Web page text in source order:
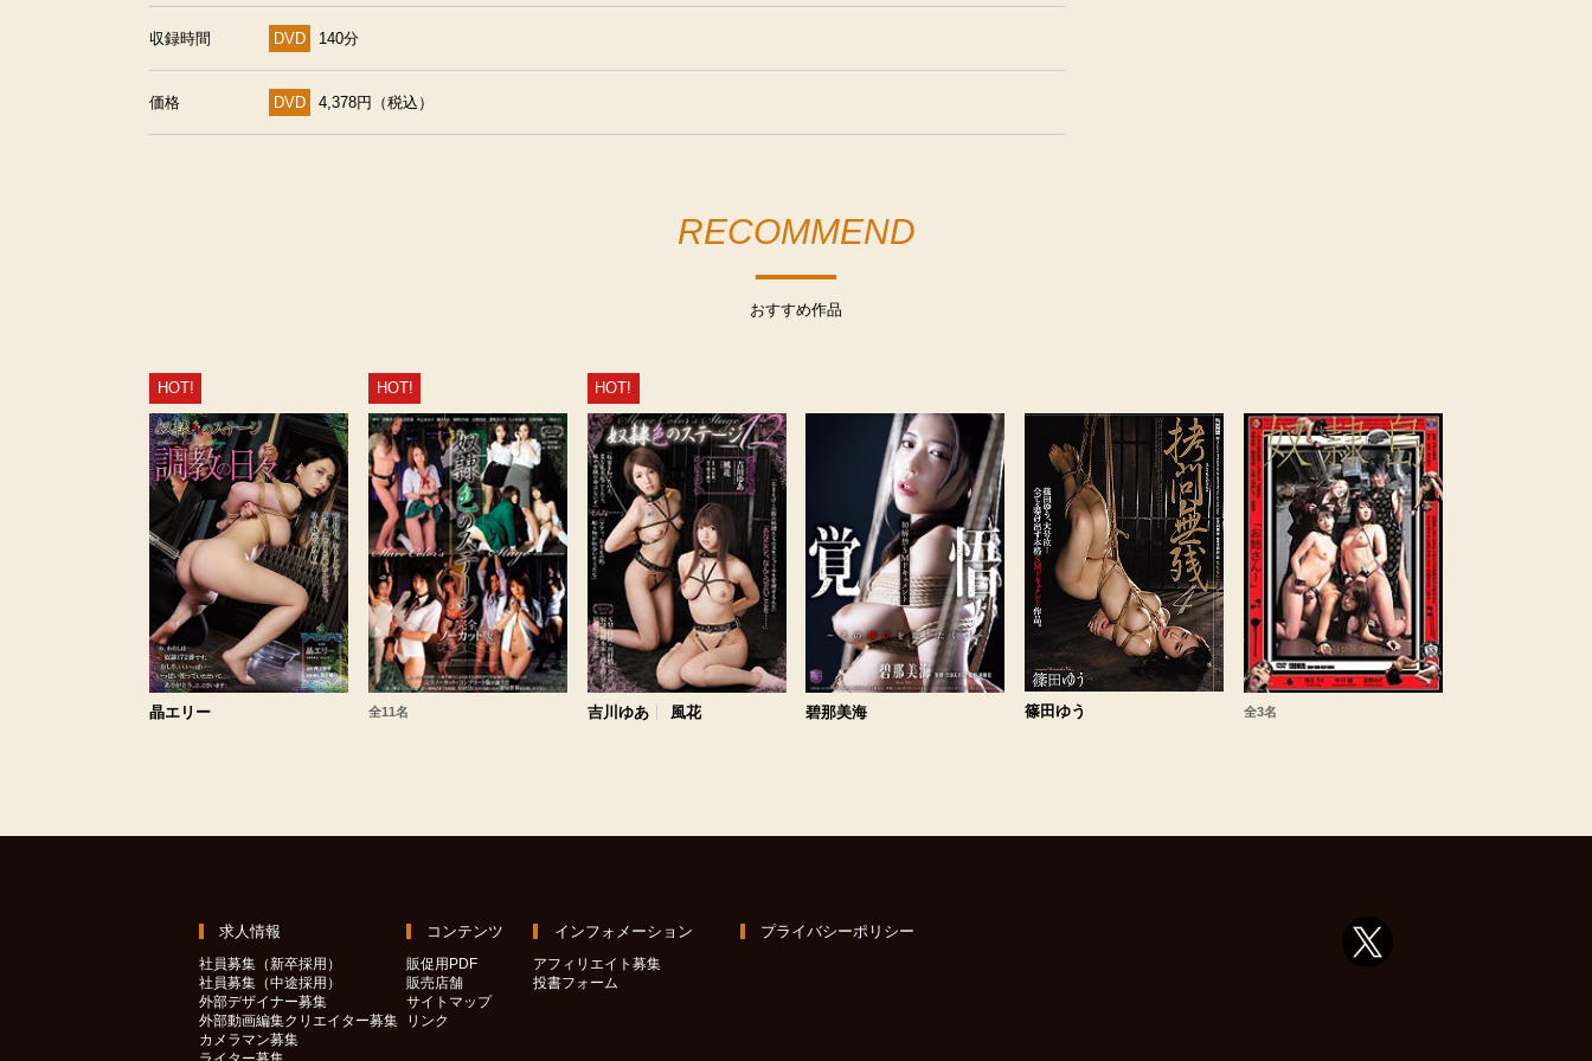
収録時間 DVD 140分
価格 DVD 4,378円（税込）
RECOMMEND
おすすめ作品
HOT!
晶エリー
HOT!
全11名
HOT!
吉川ゆあ 風花 碧那美海 篠田ゆう 全3名
求人情報
社員募集（新卒採用）
社員募集（中途採用）
外部デザイナー募集
外部動画編集クリエイター募集
カメラマン募集
コンテンツ
販促用PDF
販売店舗
サイトマップ
リンク
インフォメーション
アフィリエイト募集
投書フォーム
プライバシーポリシー